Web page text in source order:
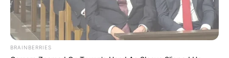
BRAINBERRIES